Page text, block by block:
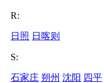
R:
日照 日喀则
S:
石家庄 朔州 沈阳 四平